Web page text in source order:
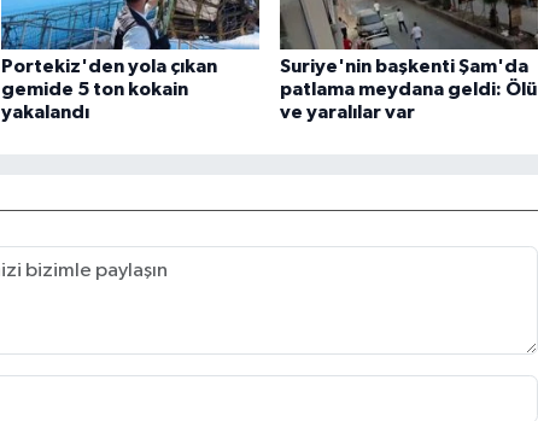
Portekiz'den yola çıkan
gemide 5 ton kokain
yakalandı
Suriye'nin başkenti Şam'da
patlama meydana geldi: Ölü
ve yaralılar var